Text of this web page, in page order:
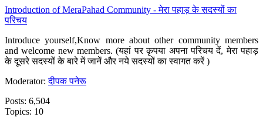
Introduction of MeraPahad Community - मेरा पहाड़ के सदस्यों का
परिचय
Introduce yourself,Know more about other community members
and welcome new members. (यहां पर कृपया अपना परिचय दें, मेरा पहाड़
के दूसरे सदस्यों के बारे में जानें और नये सदस्यों का स्वागत करें )
Moderator:दीपक पनेरू
Posts: 6,504
Topics: 10